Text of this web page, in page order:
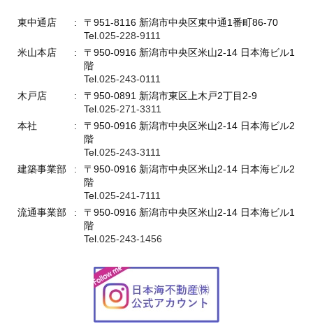
東中通店
〒951-8116 新潟市中央区東中通1番町86-70
Tel.025-228-9111
米山本店
〒950-0916 新潟市中央区米山2-14 日本海ビル1
階
Tel.025-243-0111
木戸店
〒950-0891 新潟市東区上木戸2丁目2-9
Tel.025-271-3311
本社
〒950-0916 新潟市中央区米山2-14 日本海ビル2
階
Tel.025-243-3111
建築事業部
〒950-0916 新潟市中央区米山2-14 日本海ビル2
階
Tel.025-241-7111
流通事業部
〒950-0916 新潟市中央区米山2-14 日本海ビル1
階
Tel.025-243-1456